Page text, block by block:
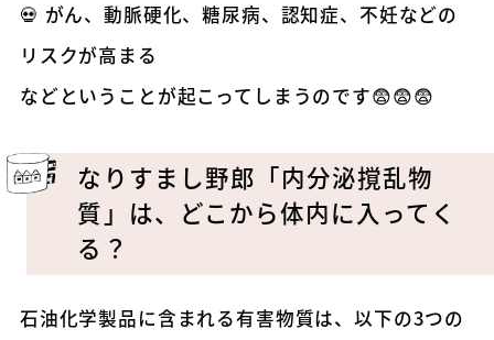
💀 がん、動脈硬化、糖尿病、認知症、不妊などの
リスクが高まる
などということが起こってしまうのです😨😨😨
なりすまし野郎「内分泌撹乱物
質」は、どこから体内に入ってく
る？
石油化学製品に含まれる有害物質は、以下の3つの